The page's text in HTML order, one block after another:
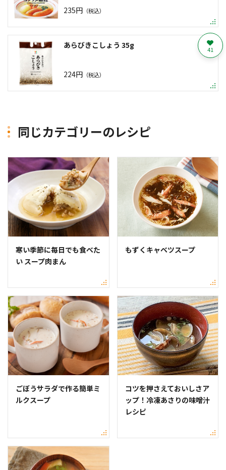
235円 （税込）
あらびきこしょう 35g
224円 （税込）
41
同じカテゴリーのレシピ
寒い季節に毎日でも食べた
い スープ肉まん
もずくキャベツスープ
ごぼうサラダで作る簡単ミ
ルクスープ
コツを押さえておいしさア
ップ！冷凍あさりの味噌汁
レシピ